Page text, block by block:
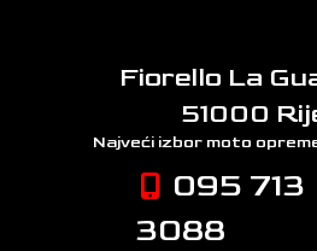
Fiorello La
51000
Najveći izbor moto
095 713
3088